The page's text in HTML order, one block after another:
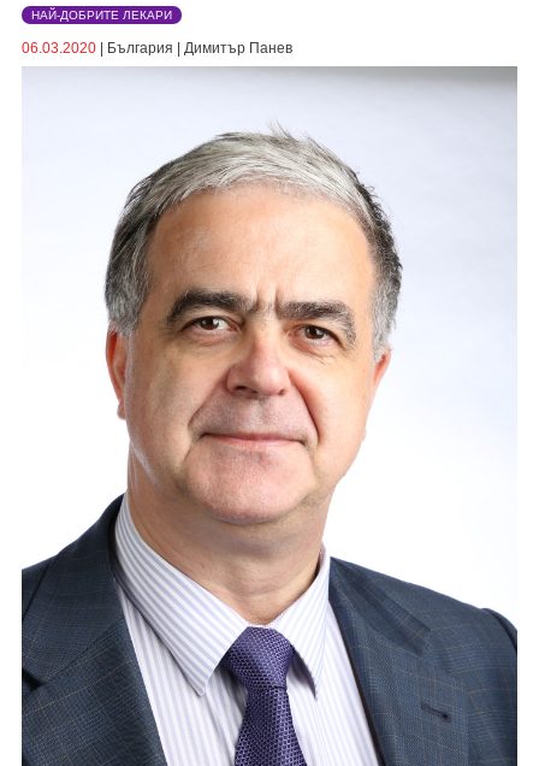
НАЙ-ДОБРИТЕ ЛЕКАРИ
06.03.2020| България | Димитър Панев